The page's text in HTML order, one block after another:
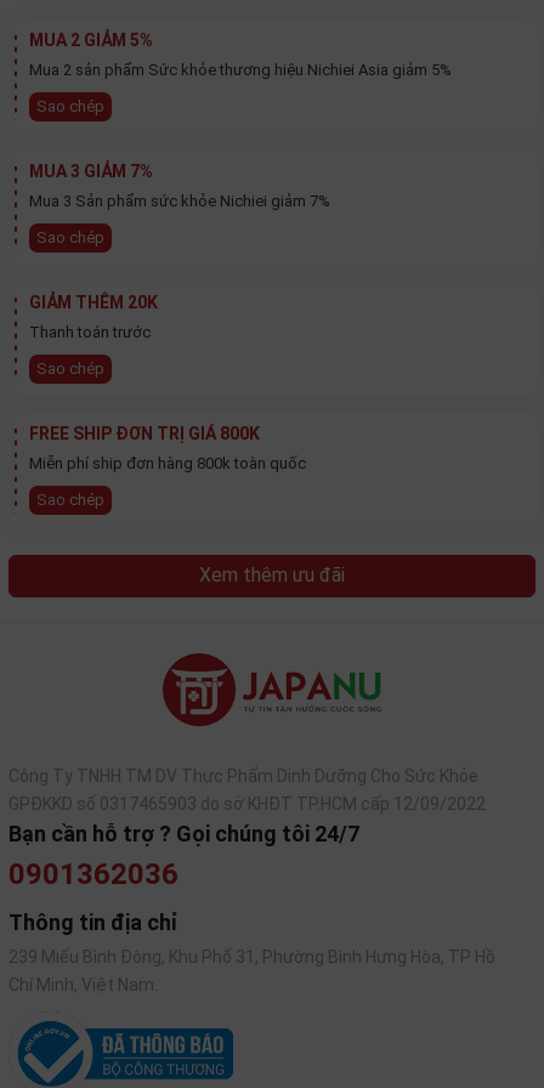
Thiết kế chai với nhãn đen tạo nên cảm giác sang
trọng và cuốn hút, phù hợp để đặt trên bàn tiệc. Dung
lớn1800mlđáp ứng nhu cầu tận hưởng một mình
hoặc uống cùng bạn bè, gia đình.
Rượu Sake Masumi Karakuchi Kippon Junmai
Gạo sử dụng để ủ rượu là sự hòa quyện 3 giống gạo
chất lượng là
tỉnh Nagano,
Bằng việc chọn các loại gạo nổi tiếng với hương vị
đậm đà, thơm ngon và trải qua bước đánh bóng 55%
MUA 2 GIẢM 5%
Mua 2 sản phẩm Sức khỏe thương hiệu Nichiei Asia giảm 5%
Sao chép
MUA 3 GIẢM 7%
Mua 3 Sản phẩm sức khỏe Nichiei giảm 7%
Sao chép
GIẢM THÊM 20K
Thanh toán trước
Sao chép
FREE SHIP ĐƠN TRỊ GIÁ 800K
Miễn phí ship đơn hàng 800k toàn quốc
Sao chép
Xem thêm ưu đãi
Công Ty TNHH TM DV Thực Phẩm Dinh Dưỡng Cho Sức Khỏe
GPĐKKD số 0317465903 do sở KHĐT TP.HCM cấp 12/09/2022
Bạn cần hỗ trợ ? Gọi chúng tôi 24/7
0901362036
Thông tin địa chỉ
239 Miếu Bình Đông, Khu Phố 31, Phường Bình Hưng Hòa, TP Hồ
Chí Minh, Việt Nam.